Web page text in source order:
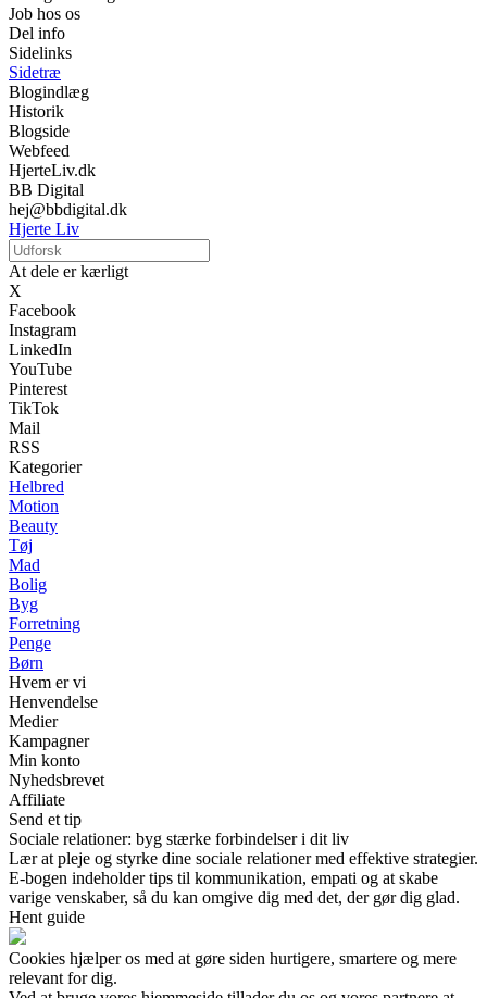
Job hos os
Del info
Sidelinks
Sidetræ
Blogindlæg
Historik
Blogside
Webfeed
HjerteLiv.dk
BB Digital
hej@bbdigital.dk
Hjerte Liv
At dele er kærligt
X
Facebook
Instagram
LinkedIn
YouTube
Pinterest
TikTok
Mail
RSS
Kategorier
Helbred
Motion
Beauty
Tøj
Mad
Bolig
Byg
Forretning
Penge
Børn
Hvem er vi
Henvendelse
Medier
Kampagner
Min konto
Nyhedsbrevet
Affiliate
Send et tip
Sociale relationer: byg stærke forbindelser i dit liv
Lær at pleje og styrke dine sociale relationer med effektive strategier.
E-bogen indeholder tips til kommunikation, empati og at skabe
varige venskaber, så du kan omgive dig med det, der gør dig glad.
Hent guide
Cookies hjælper os med at gøre siden hurtigere, smartere og mere
relevant for dig.